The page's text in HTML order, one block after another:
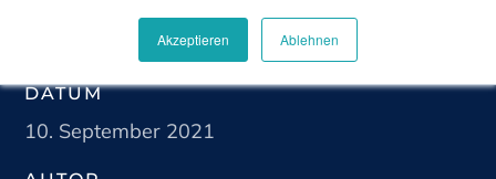
Akzeptieren Ablehnen
DATUM
10. September 2021